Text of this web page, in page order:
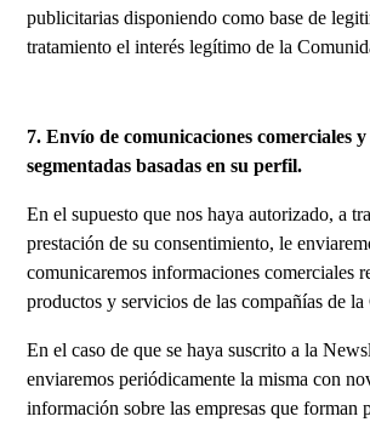
publicitarias disponiendo como base de
tratamiento el interés legítimo de la
7. Envío de comunicaciones comerciales
segmentadas basadas en su perfil.
En el supuesto que nos haya autorizado, a
prestación de su consentimiento, le
comunicaremos informaciones comerciales
productos y servicios de las compañías de
En el caso de que se haya suscrito a la
enviaremos periódicamente la misma con
información sobre las empresas que forman